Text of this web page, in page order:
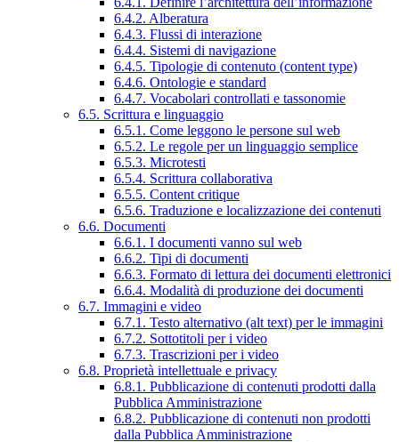
6.4.2. Alberatura
6.4.3. Flussi di interazione
6.4.4. Sistemi di navigazione
6.4.5. Tipologie di contenuto (content type)
6.4.6. Ontologie e standard
6.4.7. Vocabolari controllati e tassonomie
6.5. Scrittura e linguaggio
6.5.1. Come leggono le persone sul web
6.5.2. Le regole per un linguaggio semplice
6.5.3. Microtesti
6.5.4. Scrittura collaborativa
6.5.5. Content critique
6.5.6. Traduzione e localizzazione dei contenuti
6.6. Documenti
6.6.1. I documenti vanno sul web
6.6.2. Tipi di documenti
6.6.3. Formato di lettura dei documenti elettronici
6.6.4. Modalità di produzione dei documenti
6.7. Immagini e video
6.7.1. Testo alternativo (alt text) per le immagini
6.7.2. Sottotitoli per i video
6.7.3. Trascrizioni per i video
6.8. Proprietà intellettuale e privacy
6.8.1. Pubblicazione di contenuti prodotti dalla
Pubblica Amministrazione
6.8.2. Pubblicazione di contenuti non prodotti
dalla Pubblica Amministrazione